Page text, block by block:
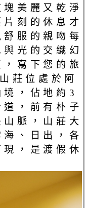
美麗又乾淨
刻的休息才
服的親吻每
光的交織幻
寫下您的旅
位處於阿
，佔地約3
，前有朴子
脈，山莊大
、日出，各
，是渡假休